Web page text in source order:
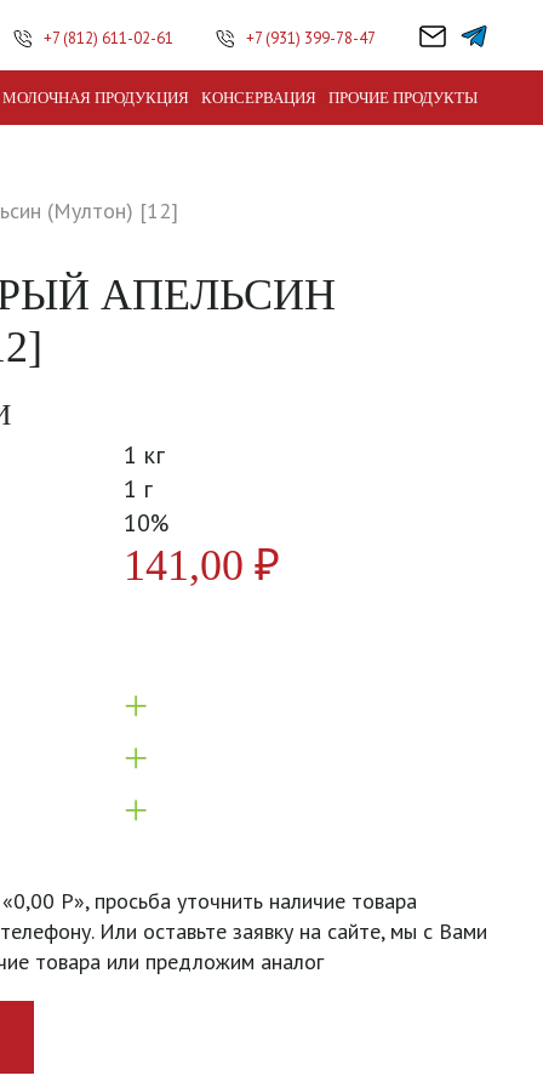
+7 (812) 611-02-61 +7 (931) 399-78-47
МОЛОЧНАЯ ПРОДУКЦИЯ КОНСЕРВАЦИЯ ПРОЧИЕ ПРОДУКТЫ
(Мултон) [12]
АПЕЛЬСИН
1 кг
1 г
10%
141,00 ₽
+
+
+
Р», просьба уточнить наличие товара
Или оставьте заявку на сайте, мы с Вами
товара или предложим аналог